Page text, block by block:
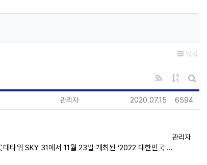
목록
RSS
게시물
게시
등록자
관리자 등록일
2020.07.15 조회
6594
등록자
관리자
데타워 SKY 31에서 11월 23일 개최된 ‘2022 대한민국 …